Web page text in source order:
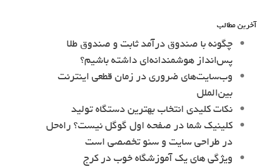
آخرین مطالب
چگونه با صندوق درآمد ثابت و صندوق طلا
پس‌انداز هوشمندانه‌ای داشته باشیم؟
وب‌سایت‌های ضروری در زمان قطعی اینترنت
بین‌الملل
نکات کلیدی انتخاب بهترین دستگاه تولید
کلینیک شما در صفحه اول گوگل نیست؟ راه‌حل
در طراحی سایت و سئو تخصصی است
ویژگی های یک آموزشگاه خوب در کرج